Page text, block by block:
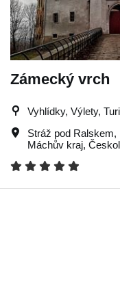
Zámecký vrch
Vyhlídky, Výlety,
Stráž pod Ralskem,
Máchův kraj,